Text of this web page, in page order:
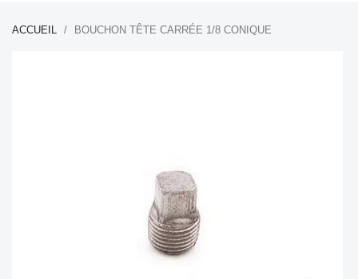
ACCUEIL BOUCHON TÊTE CARRÉE 1/8 CONIQUE